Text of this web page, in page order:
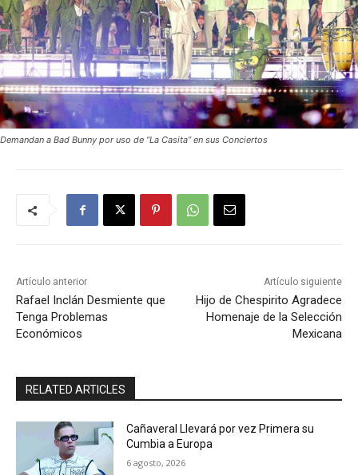
Demandan a Bad Bunny por uso de “La Casita” en sus Conciertos
Artículo anterior
Rafael Inclán Desmiente que
Tenga Problemas
Económicos
Artículo siguiente
Hijo de Chespirito Agradece
Homenaje de la Selección
Mexicana
RELATED ARTICLES
Cañaveral Llevará por vez Primera su
Cumbia a Europa
6 agosto, 2026